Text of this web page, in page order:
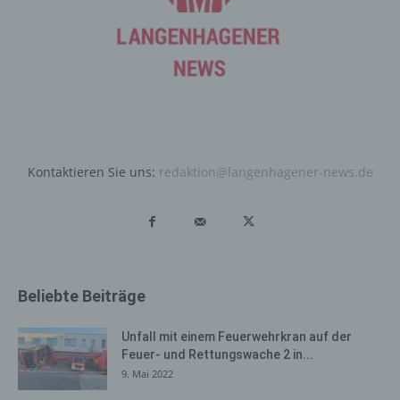
Kontaktieren Sie uns: redaktion@langenhagener-news.de
Beliebte Beiträge
Unfall mit einem Feuerwehrkran auf der
Feuer- und Rettungswache 2 in...
9. Mai 2022
Benutzers optimiert werden. Cookies ermöglichen uns,
wiederzuerkennen. Zweck dieser Wiedererkennung ist
es, den Nutzern die Verwendung unserer Internetseite
zu erleichtern. Der Benutzer einer Internetseite, die
übernommen wird. Ein weiteres Beispiel ist das Cookie
merkt sich die Artikel, die ein Kunde in den virtuellen
durch unsere Internetseite jederzeit mittels einer
entsprechenden Einstellung des genutzten
Internetbrowsers verhindern und damit der Setzung von
Cookies dauerhaft widersprechen. Ferner können
bereits gesetzte Cookies jederzeit über einen